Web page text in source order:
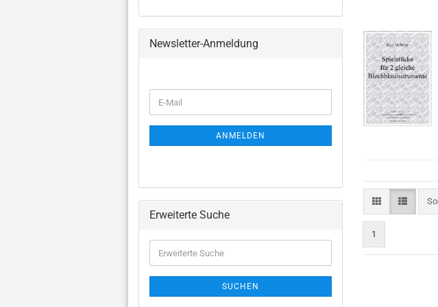
Fagott und Blasorchester
Flügelhorn und
Blasorchester
1
Newsletter-Anmeldung
ZUR
E-
Mail
ANMELDEN
Erweiterte Suche
Suche
SUCHEN